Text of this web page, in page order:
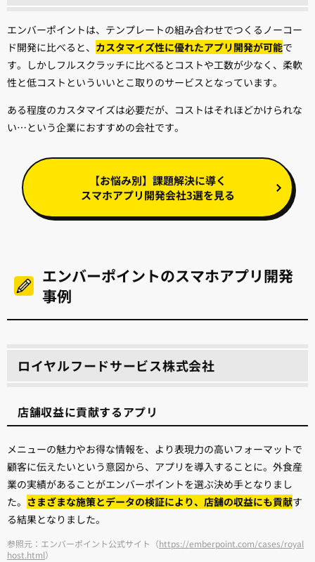
エンバーポイントは、テンプレートの組み合わせでつくるノーコー
ド開発に比べると、 カスタマイズ性に優れたアプリ開発が可能で
す。しかしフルスクラッチに比べるとコストや工数が少なく、柔軟
性と低コストといういいとこ取りのサービスとなっています。
ある程度のカスタマイズは必要だが、コストはそれほどかけられな
い…という企業におすすめの会社です。
【お悩み別】課題解決に導く
スマホアプリ開発会社3選を見る
エンバーポイントのスマホアプリ開発
事例
ロイヤルフードサービス株式会社
店舗収益に貢献するアプリ
メニューの魅力やお得な情報を、より表現力の高いフォーマットで
顧客に伝えたいという意図から、アプリを導入することに。外食産
業の実績があることがエンバーポイントを選ぶ決め手となりまし
た。 さまざまな施策とデータの検証により、店舗の収益にも貢献す
る結果となりました。
参照元：エンバーポイント公式サイト（https://emberpoint.com/cases/royal
host.html）